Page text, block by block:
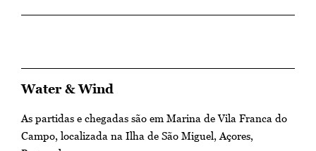
Water & Wind
As partidas e chegadas são em Marina de Vila Franca do
Campo, localizada na Ilha de São Miguel, Açores,